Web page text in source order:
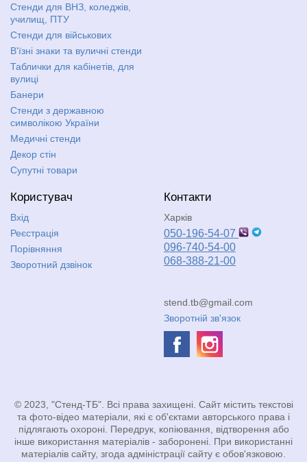
Стенди для ВНЗ, коледжів,
училищ, ПТУ
Стенди для військових
В'їзні знаки та вуличні стенди
Таблички для кабінетів, для
вулиці
Банери
Стенди з державною
символікою України
Медичні стенди
Декор стін
Супутні товари
Користувач
Вхід
Реєстрація
Порівняння
Зворотний дзвінок
Контакти
Харків
050-196-54-07
096-740-54-00
068-388-21-00
stend.tb@gmail.com
Зворотній зв'язок
© 2023, "Стенд-ТБ". Всі права захищені. Сайт містить текстові
та фото-відео матеріали, які є об'єктами авторського права і
підлягають охороні. Передрук, копіювання, відтворення або
інше використання матеріалів - заборонені. При використанні
матеріалів сайту, згода адміністрації сайту є обов'язковою.